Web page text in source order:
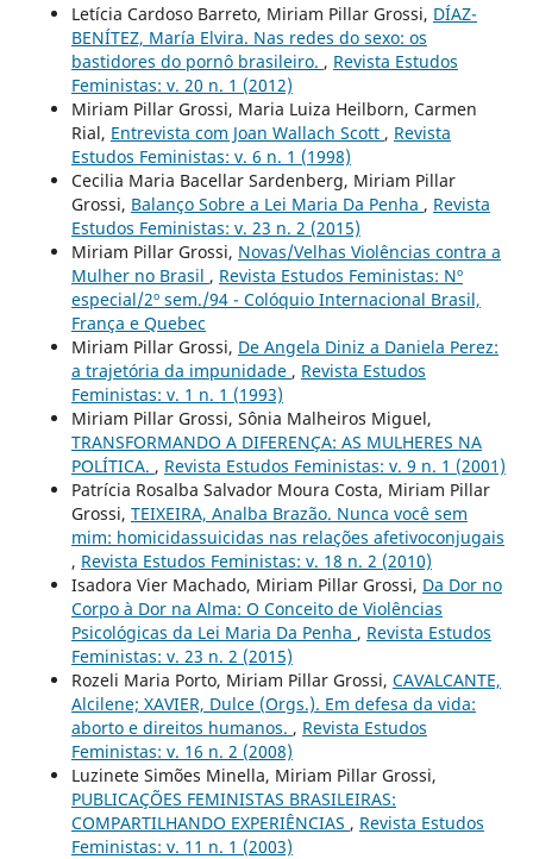
Letícia Cardoso Barreto, Miriam Pillar Grossi, DÍAZ-
BENÍTEZ, María Elvira. Nas redes do sexo: os
bastidores do pornô brasileiro. , Revista Estudos
Feministas: v. 20 n. 1 (2012)
Miriam Pillar Grossi, Maria Luiza Heilborn, Carmen
Rial, Entrevista com Joan Wallach Scott , Revista
Estudos Feministas: v. 6 n. 1 (1998)
Cecilia Maria Bacellar Sardenberg, Miriam Pillar
Grossi, Balanço Sobre a Lei Maria Da Penha , Revista
Estudos Feministas: v. 23 n. 2 (2015)
Miriam Pillar Grossi, Novas/Velhas Violências contra a
Mulher no Brasil , Revista Estudos Feministas: Nº
especial/2º sem./94 - Colóquio Internacional Brasil,
França e Quebec
Miriam Pillar Grossi, De Angela Diniz a Daniela Perez:
a trajetória da impunidade , Revista Estudos
Feministas: v. 1 n. 1 (1993)
Miriam Pillar Grossi, Sônia Malheiros Miguel,
TRANSFORMANDO A DIFERENÇA: AS MULHERES NA
POLÍTICA. , Revista Estudos Feministas: v. 9 n. 1 (2001)
Patrícia Rosalba Salvador Moura Costa, Miriam Pillar
Grossi, TEIXEIRA, Analba Brazão. Nunca você sem
mim: homicidassuicidas nas relações afetivoconjugais
, Revista Estudos Feministas: v. 18 n. 2 (2010)
Isadora Vier Machado, Miriam Pillar Grossi, Da Dor no
Corpo à Dor na Alma: O Conceito de Violências
Psicológicas da Lei Maria Da Penha , Revista Estudos
Feministas: v. 23 n. 2 (2015)
Rozeli Maria Porto, Miriam Pillar Grossi, CAVALCANTE,
Alcilene; XAVIER, Dulce (Orgs.). Em defesa da vida:
aborto e direitos humanos. , Revista Estudos
Feministas: v. 16 n. 2 (2008)
Luzinete Simões Minella, Miriam Pillar Grossi,
PUBLICAÇÕES FEMINISTAS BRASILEIRAS:
COMPARTILHANDO EXPERIÊNCIAS , Revista Estudos
Feministas: v. 11 n. 1 (2003)